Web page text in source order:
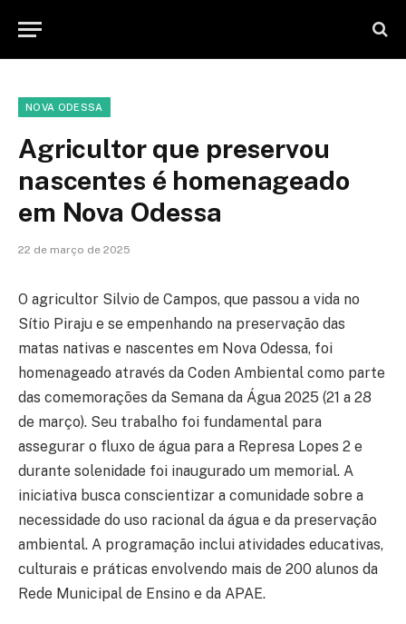
NOVA ODESSA
Agricultor que preservou
nascentes é homenageado
em Nova Odessa
22 de março de 2025
O agricultor Silvio de Campos, que passou a vida no
Sítio Piraju e se empenhando na preservação das
matas nativas e nascentes em Nova Odessa, foi
homenageado através da Coden Ambiental como parte
das comemorações da Semana da Água 2025 (21 a 28
de março). Seu trabalho foi fundamental para
assegurar o fluxo de água para a Represa Lopes 2 e
durante solenidade foi inaugurado um memorial. A
iniciativa busca conscientizar a comunidade sobre a
necessidade do uso racional da água e da preservação
ambiental. A programação inclui atividades educativas,
culturais e práticas envolvendo mais de 200 alunos da
Rede Municipal de Ensino e da APAE.